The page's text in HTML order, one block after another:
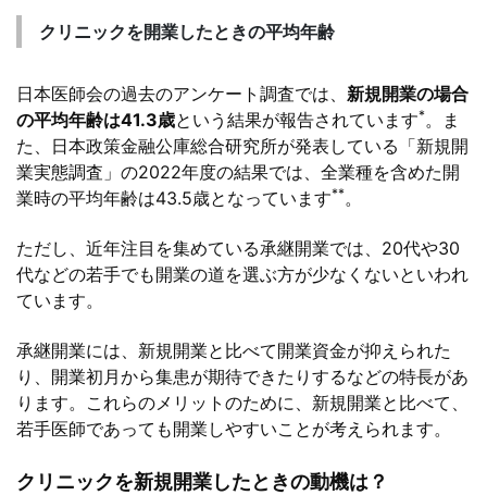
クリニックを開業したときの平均年齢
日本医師会の過去のアンケート調査では、 新規開業の場合
の平均年齢は41.3歳という結果が報告されています*。ま
た、日本政策金融公庫総合研究所が発表している「新規開
業実態調査」の2022年度の結果では、全業種を含めた開
業時の平均年齢は43.5歳となっています**。
ただし、近年注目を集めている承継開業では、20代や30
代などの若手でも開業の道を選ぶ方が少なくないといわれ
ています。
承継開業には、新規開業と比べて開業資金が抑えられた
り、開業初月から集患が期待できたりするなどの特長があ
ります。これらのメリットのために、新規開業と比べて、
若手医師であっても開業しやすいことが考えられます。
クリニックを新規開業したときの動機は？